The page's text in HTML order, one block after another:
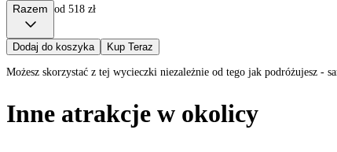
Razem od 518 zł
Dodaj do koszyka Kup Teraz
Możesz skorzystać z tej wycieczki niezależnie od tego jak podróżujesz -
Inne atrakcje w okolicy